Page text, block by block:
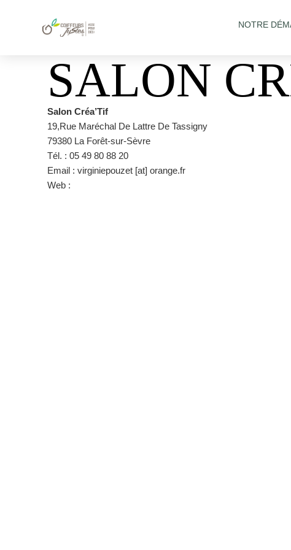
NOTRE
SALON
Salon Créa’Tif
19,Rue Maréchal De Lattre De Tassigny
79380 La Forêt-sur-Sèvre
Tél. : 05 49 80 88 20
Email : virginiepouzet [at] orange.fr
Web :